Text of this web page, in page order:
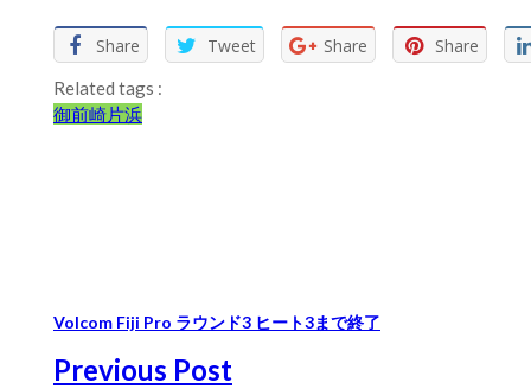
Share Tweet Share Share
Related tags :
御前崎片浜
Volcom Fiji Pro ラウンド3 ヒート3まで終了
Previous Post